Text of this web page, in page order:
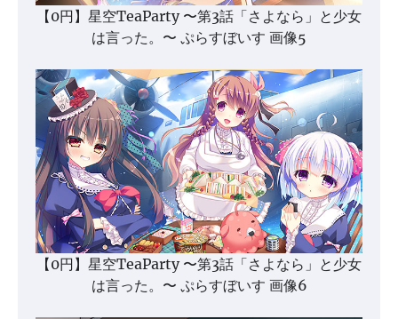
【0円】星空TeaParty 〜第3話「さよなら」と少女
は言った。〜 ぷらすぼいす 画像5
【0円】星空TeaParty 〜第3話「さよなら」と少女
は言った。〜 ぷらすぼいす 画像6